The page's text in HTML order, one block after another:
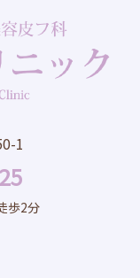
1
歩2分